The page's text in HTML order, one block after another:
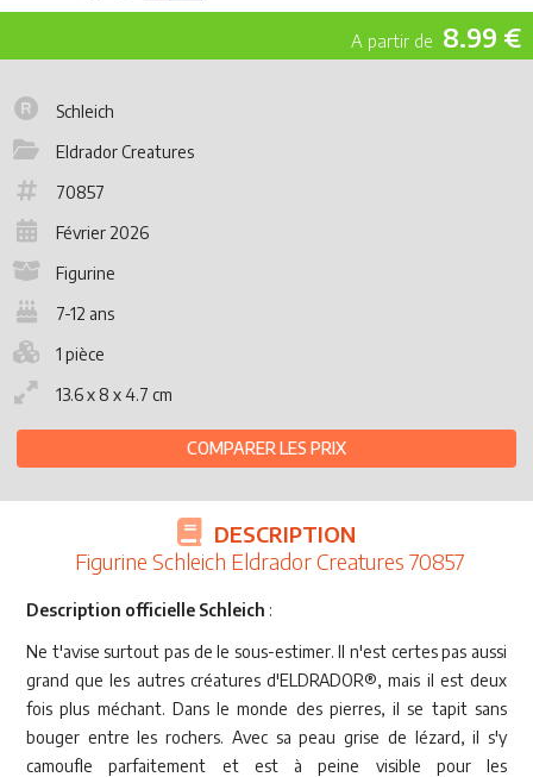
8.99 €
Schleich
Eldrador Creatures
70857
Février 2026
Figurine
7-12 ans
1 pièce
13.6 x 8 x 4.7 cm
COMPARER LES PRIX
DESCRIPTION
Figurine Schleich Eldrador Creatures 70857
Description officielle Schleich :
Ne t'avise surtout pas de le sous-estimer. Il n'est certes pas aussi
grand que les autres créatures d'ELDRADOR®, mais il est deux
fois plus méchant. Dans le monde des pierres, il se tapit sans
bouger entre les rochers. Avec sa peau grise de lézard, il s'y
camoufle parfaitement et est à peine visible pour les